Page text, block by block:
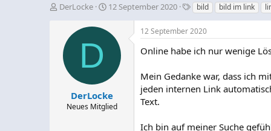
E
DerLocke
E
t
a
m
12 September 2020
S
c
h
l
a
w
o
r
bild bild im link
D
DerLocke
Neues Mitglied
12 September 2020
Online habe ich nur wenige
Mein Gedanke war, dass ich
jeden internen Link
Text.
Ich bin auf meiner Suche